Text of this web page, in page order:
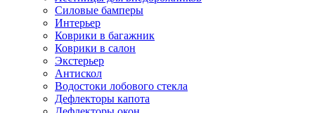
Силовые бамперы
Интерьер
Коврики в багажник
Коврики в салон
Экстерьер
Антискол
Водостоки лобового стекла
Дефлекторы капота